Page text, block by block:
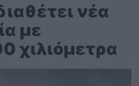
νέα
με
χιλιόμετρα